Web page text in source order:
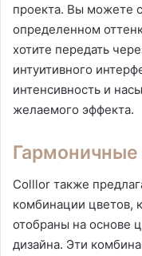
проекта. Вы можете
определенном
хотите передать
интуитивного
интенсивность и
желаемого эффекта.
Colllor также
комбинации цветов,
отобраны на основе
дизайна. Эти